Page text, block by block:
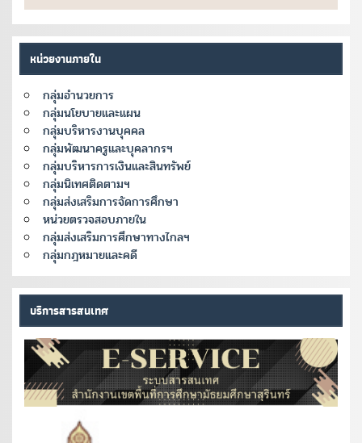
หน่วยงานภายใน
กลุ่มอำนวยการ
กลุ่มนโยบายและแผน
กลุ่มบริหารงานบุคคล
กลุ่มพัฒนาครูและบุคลากรฯ
กลุ่มบริหารการเงินและสินทรัพย์
กลุ่มนิเทศติดตามฯ
กลุ่มส่งเสริมการจัดการศึกษา
หน่วยตรวจสอบภายใน
กลุ่มส่งเสริมการศึกษาทางไกลฯ
กลุ่มกฎหมายและคดี
บริการสารสนเทศ